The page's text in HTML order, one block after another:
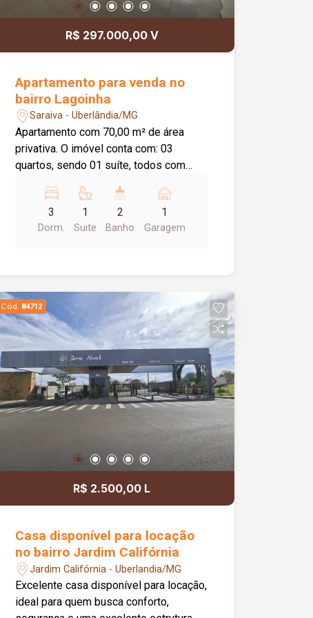
R$ 297.000,00 V
Apartamento para venda no
bairro Lagoinha
Saraiva - Uberlândia/MG
Apartamento com 70,00 m² de área
privativa. O imóvel conta com: 03
quartos, sendo 01 suíte, todos com
ambientes; Cozinha com armários
planejados; Banheiro social; Hall de
circulação; Área de serviço com
churrasqueira; Quadra poliesportiva;
Playground; Diferenciais: Apartamento
localizado no 2º andar; Móveis
planejados nos quartos, banheiros,
cozinha e área de serviço; Ambientes
bem distribuídos, proporcionando
conforto e praticidade para toda a
família.
3
Dorm.
1
Suite
2
Banho
1
Garagem
Cód. 84712
R$ 2.500,00 L
Casa disponível para locação
no bairro Jardim Califórnia
Jardim Califórnia - Uberlandia/MG
Excelente casa disponível para locação,
ideal para quem busca conforto,